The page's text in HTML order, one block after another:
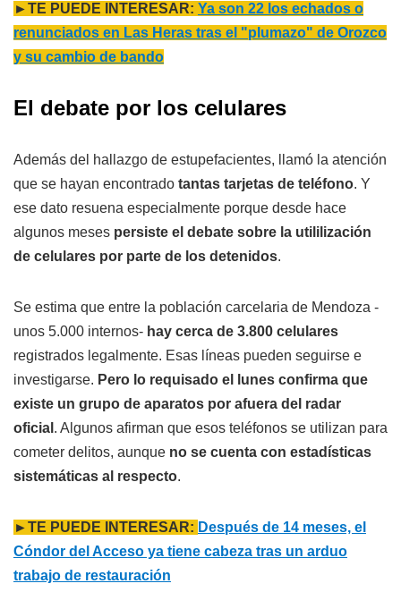
►TE PUEDE INTERESAR: Ya son 22 los echados o
renunciados en Las Heras tras el "plumazo" de Orozco
y su cambio de bando
El debate por los celulares
Además del hallazgo de estupefacientes, llamó la atención
que se hayan encontrado tantas tarjetas de teléfono. Y
ese dato resuena especialmente porque desde hace
algunos meses persiste el debate sobre la utililización
de celulares por parte de los detenidos.
Se estima que entre la población carcelaria de Mendoza -
unos 5.000 internos- hay cerca de 3.800 celulares
registrados legalmente. Esas líneas pueden seguirse e
investigarse. Pero lo requisado el lunes confirma que
existe un grupo de aparatos por afuera del radar
oficial . Algunos afirman que esos teléfonos se utilizan para
cometer delitos, aunque no se cuenta con estadísticas
sistemáticas al respecto.
►TE PUEDE INTERESAR: Después de 14 meses, el
Cóndor del Acceso ya tiene cabeza tras un arduo
trabajo de restauración